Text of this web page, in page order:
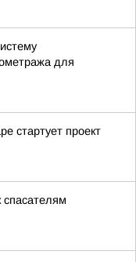
для
стартует проект